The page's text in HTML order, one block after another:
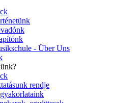
- Über Uns
rendje